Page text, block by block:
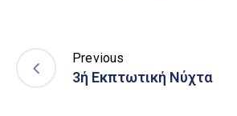
Previous
3ή Εκπτωτική Νύχτα